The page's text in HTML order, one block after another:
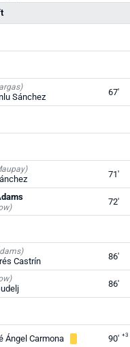
Sánchez 67'
71'
72'
Castrín 86'
86'
Ángel Carmona 90' +3